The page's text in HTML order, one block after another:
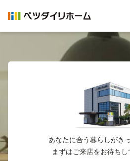
あなたに合う暮らしがき
まずはご来店をお待ちし